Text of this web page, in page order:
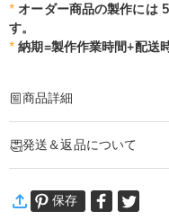
* オーダー商品の製作には
す。
* 納期=製作作業時間+配送
商品詳細
他にないオリジナルデザインで
世界で一つだけの似顔絵を面白
家族や友達の写真はもちろん、
もプリント可能です。
発送＆返品について
万一、ご注文商品にご満足
保存